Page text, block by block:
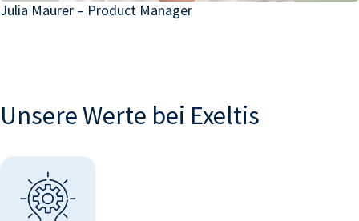
Julia Maurer – Product Manager
Unsere Werte bei Exeltis